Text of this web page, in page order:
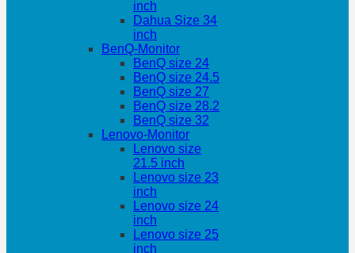
inch
Dahua Size 34
inch
BenQ-Monitor
BenQ size 24
BenQ size 24.5
BenQ size 27
BenQ size 28.2
BenQ size 32
Lenovo-Monitor
Lenovo size
21.5 inch
Lenovo size 23
inch
Lenovo size 24
inch
Lenovo size 25
inch